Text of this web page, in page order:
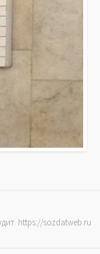
https://sozdatweb.ru